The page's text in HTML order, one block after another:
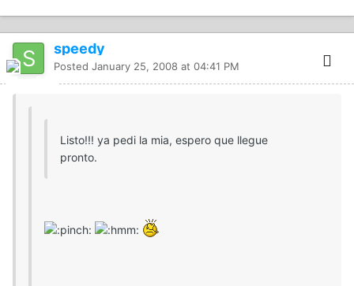
speedy
Posted January 25, 2008 at 04:41 PM
Listo!!! ya pedi la mia, espero que llegue
pronto.